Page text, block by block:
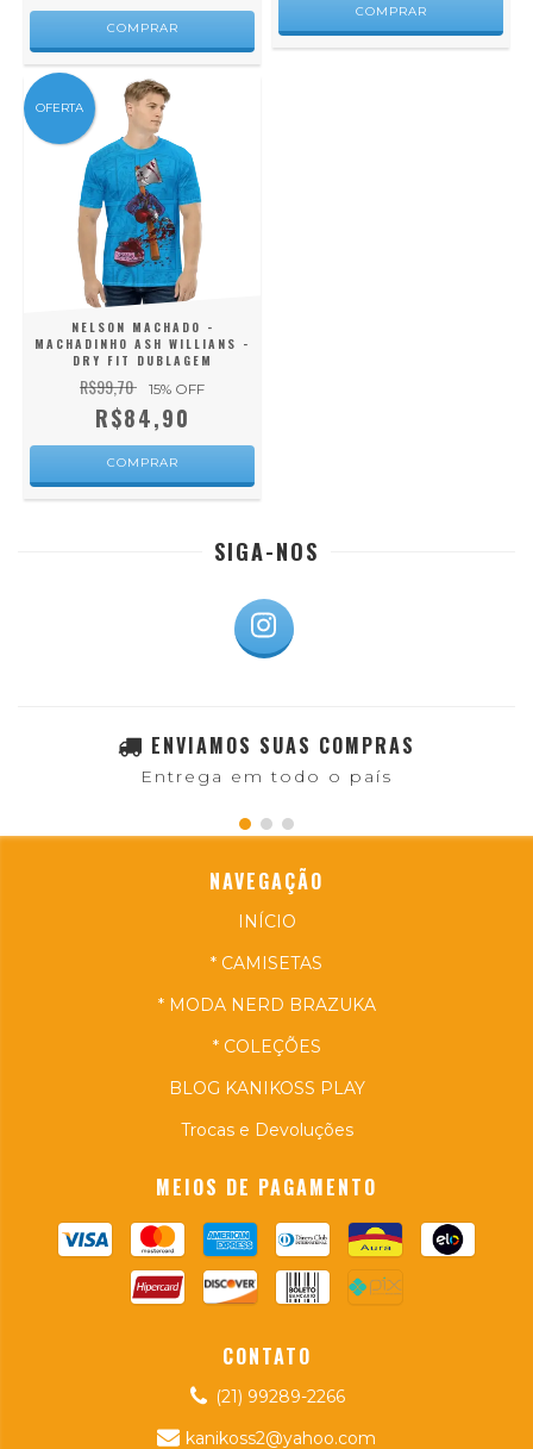
COMPRAR
COMPRAR
OFERTA
NELSON MACHADO -
MACHADINHO ASH WILLIANS -
DRY FIT DUBLAGEM
R$99,70 15% OFF
R$84,90
COMPRAR
SIGA-NOS
ENVIAMOS SUAS COMPRAS
Entrega em todo o país
NAVEGAÇÃO
INÍCIO
* CAMISETAS
* MODA NERD BRAZUKA
* COLEÇÕES
BLOG KANIKOSS PLAY
Trocas e Devoluções
MEIOS DE PAGAMENTO
CONTATO
(21) 99289-2266
kanikoss2@yahoo.com